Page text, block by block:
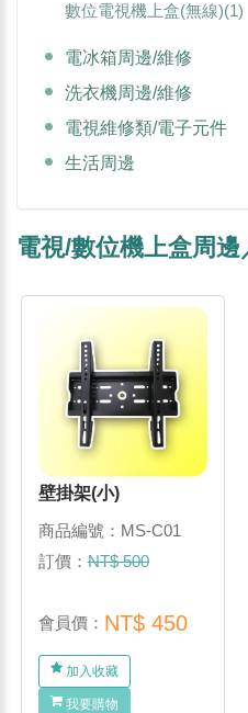
數位電視機上盒(無線)(1)
電冰箱周邊/維修
洗衣機周邊/維修
電視維修類/電子元件
生活周邊
電視/數位機上盒周邊
壁掛架(小)
商品編號：MS-C01
訂價：NT$ 500
會員價： NT$ 450
加入收藏
我要購物